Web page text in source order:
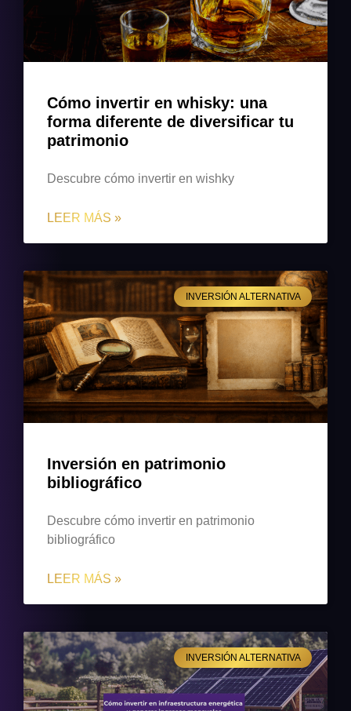
Cómo invertir en whisky: una
forma diferente de diversificar tu
patrimonio
Descubre cómo invertir en wishky
LEER MÁS »
INVERSIÓN ALTERNATIVA
Inversión en patrimonio
bibliográfico
Descubre cómo invertir en patrimonio
bibliográfico
LEER MÁS »
INVERSIÓN ALTERNATIVA